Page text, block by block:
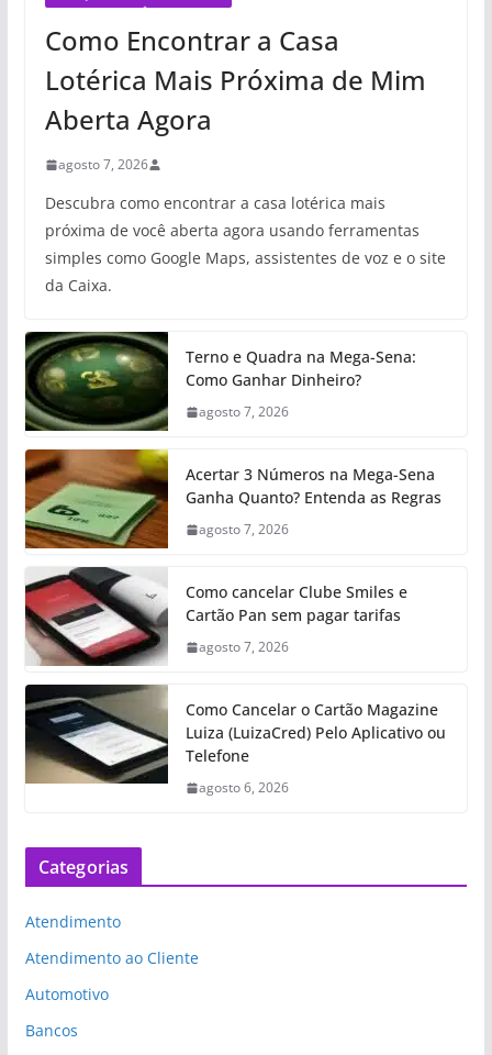
Como Encontrar a Casa
Lotérica Mais Próxima de Mim
Aberta Agora
agosto 7, 2026
Descubra como encontrar a casa lotérica mais
próxima de você aberta agora usando ferramentas
simples como Google Maps, assistentes de voz e o site
da Caixa.
Terno e Quadra na Mega-Sena:
Como Ganhar Dinheiro?
agosto 7, 2026
Acertar 3 Números na Mega-Sena
Ganha Quanto? Entenda as Regras
agosto 7, 2026
Como cancelar Clube Smiles e
Cartão Pan sem pagar tarifas
agosto 7, 2026
Como Cancelar o Cartão Magazine
Luiza (LuizaCred) Pelo Aplicativo ou
Telefone
agosto 6, 2026
Categorias
Atendimento
Atendimento ao Cliente
Automotivo
Bancos